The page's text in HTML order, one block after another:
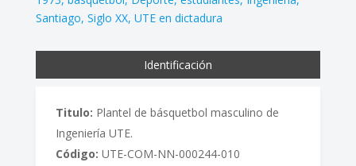
Santiago Siglo XX UTE en dictadura
Identificación
Titulo: Plantel de básquetbol masculino de
Ingeniería UTE.
Código: UTE-COM-NN-000244-010